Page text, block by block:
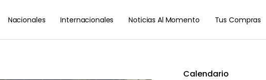
Nacionales Internacionales Noticias Al Momento Tus Compras
Calendario